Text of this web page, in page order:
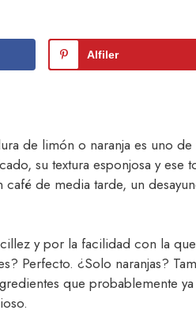
Alfiler
de limón o naranja es uno
su textura esponjosa y
de media tarde, un
y por la facilidad con la
Perfecto. ¿Solo naranjas?
que probablemente